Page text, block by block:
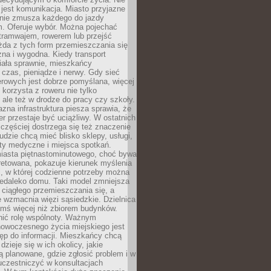
komunikacja. Miasto przyjazne
zmusza każdego do jazdy
Oferuje wybór. Można pojechać
rowerem lub przejść
z tych form przemieszczania się
i wygodna. Kiedy transport
sprawnie, mieszkańcy
pieniądze i nerwy. Gdy sieć
jest dobrze pomyślana, więcej
korzysta z roweru nie tylko
też w drodze do pracy czy szkoły.
infrastruktura piesza sprawia, że
przestaje być uciążliwy. W ostatnich
dostrzega się też znaczenie
chcą mieć blisko sklepy, usługi,
medyczne i miejsca spotkań.
piętnastominutowego, choć bywa
pokazuje kierunek myślenia
w której codzienne potrzeby można
domu. Taki model zmniejsza
przemieszczania się, a
wzmacnia więzi sąsiedzkie. Dzielnica
więcej niż zbiorem budynków.
rolę wspólnoty. Ważnym
życia miejskiego jest
do informacji. Mieszkańcy chcą
się w ich okolicy, jakie
planowane, gdzie zgłosić problem i w
w konsultacjach